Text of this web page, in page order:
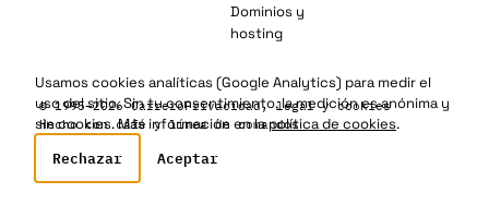
Dominios y
hosting
© 1995–2026 CarreroPrivacidad, legal y cookies
Hecho con café y línea de comandos
Usamos cookies analíticas (Google Analytics) para medir el
uso del sitio. Sin tu consentimiento, la medición es anónima y
sin cookies. Más información en lapolítica de cookies.
Rechazar Aceptar